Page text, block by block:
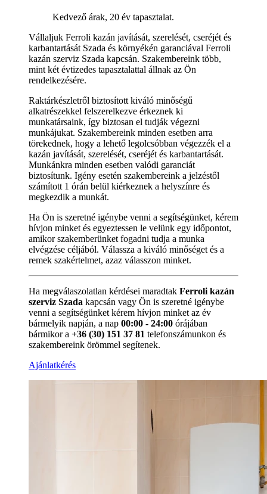
Kedvező árak, 20 év tapasztalat.
Vállaljuk Ferroli kazán javítását, szerelését, cseréjét és
karbantartását Szada és környékén garanciával Ferroli
kazán szerviz Szada kapcsán. Szakembereink több,
mint két évtizedes tapasztalattal állnak az Ön
rendelkezésére.
Raktárkészletről biztosított kiváló minőségű
alkatrészekkel felszerelkezve érkeznek ki
munkatársaink, így biztosan el tudják végezni
munkájukat. Szakembereink minden esetben arra
törekednek, hogy a lehető legolcsóbban végezzék el a
kazán javítását, szerelését, cseréjét és karbantartását.
Munkánkra minden esetben valódi garanciát
biztosítunk. Igény esetén szakembereink a jelzéstől
számított 1 órán belül kiérkeznek a helyszínre és
megkezdik a munkát.
Ha Ön is szeretné igénybe venni a segítségünket, kérem
hívjon minket és egyeztessen le velünk egy időpontot,
amikor szakemberünket fogadni tudja a munka
elvégzése céljából. Válassza a kiváló minőséget és a
remek szakértelmet, azaz válasszon minket.
Ha megválaszolatlan kérdései maradtak Ferroli kazán
szerviz Szada kapcsán vagy Ön is szeretné igénybe
venni a segítségünket kérem hívjon minket az év
bármelyik napján, a nap 00:00 - 24:00 órájában
bármikor a +36 (30) 151 37 81 telefonszámunkon és
szakembereink örömmel segítenek.
Ajánlatkérés